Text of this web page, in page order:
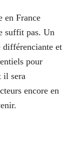
en France
suffit pas. Un
différenciante et
pour
il sera
encore en